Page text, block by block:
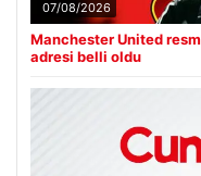
07/08/2026
Manchester United
adresi belli oldu